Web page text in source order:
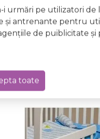
urmări pe utilizatori de
şi antrenante pentru
de puiblicitate şi
toate